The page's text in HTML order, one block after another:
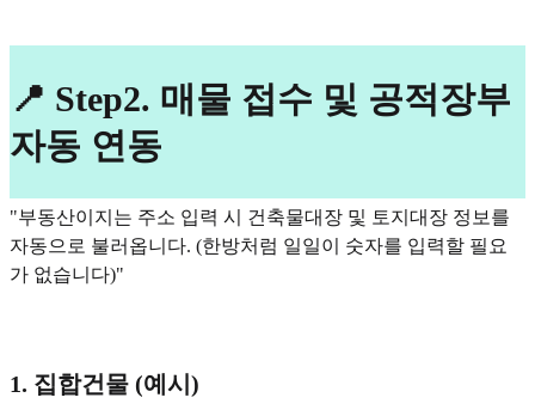
📍 Step2. 매물 접수 및 공적장부
자동 연동
"부동산이지는 주소 입력 시 건축물대장 및 토지대장 정보를
자동으로 불러옵니다. (한방처럼 일일이 숫자를 입력할 필요
가 없습니다)"
1. 집합건물 (예시)